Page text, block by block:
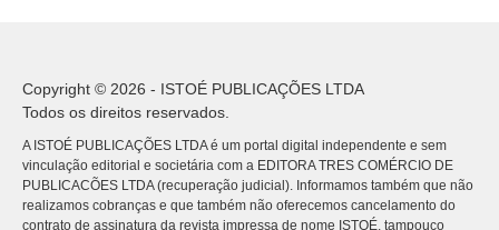
Copyright © 2026 - ISTOÉ PUBLICAÇÕES LTDA
Todos os direitos reservados.
A ISTOÉ PUBLICAÇÕES LTDA é um portal digital independente e sem
vinculação editorial e societária com a EDITORA TRES COMÉRCIO DE
PUBLICACÕES LTDA (recuperação judicial). Informamos também que não
realizamos cobranças e que também não oferecemos cancelamento do
contrato de assinatura da revista impressa de nome ISTOÉ, tampouco